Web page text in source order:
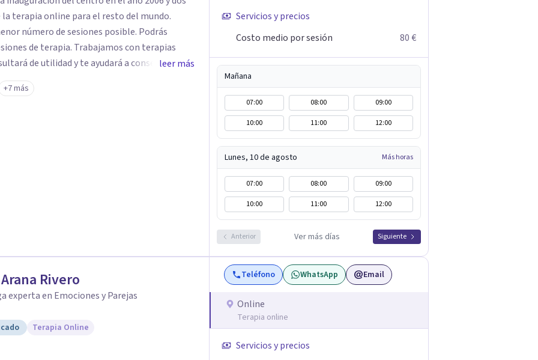
la terapia online para el resto del mundo.
número de sesiones posible. Podrás
de terapia. Trabajamos con terapias
de utilidad y te ayudará a conseguir tus
destaca la terapia de pareja y sexual, así
obsesiones, ansiedad , estrés,
leer más
+7 más
Servicios y precios
Costo medio por sesión
80 €
Mañana
07:00 08:00
09:00
10:00
11:00 12:00
Lunes, 10 de agosto Más horas
07:00 08:00
09:00
10:00
11:00 12:00
Anterior Ver más días Siguiente
Rivero
experta en Emociones y Parejas
Terapia Online
Teléfono WhatsApp Email
Online
Terapia online
Servicios y precios